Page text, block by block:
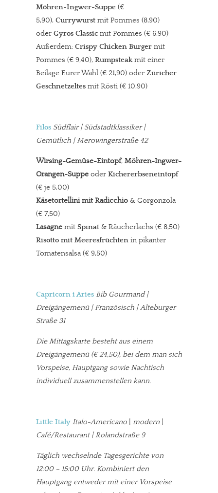
Möhren-Ingwer-Suppe (€
5,90), Currywurst mit Pommes (8,90)
oder Gyros Classic mit Pommes (€ 6,90)
Außerdem: Crispy Chicken Burger mit
Pommes (€ 9,40), Rumpsteakmit einer
Beilage Eurer Wahl (€ 21,90) oder Züricher
Geschnetzeltes mit Rösti (€ 10,90)
Filos Südflair | Südstadtklassiker |
Gemütlich | Merowingerstraße 42
Wirsing-Gemüse-Eintopf, Möhren-Ingwer-
Orangen-Suppe oder Kichererbseneintopf
(€ je 5,00)
Käsetortellini mit Radicchio & Gorgonzola
(€ 7,50)
Lasagne mit Spinat & Räucherlachs (€ 8,50)
Risotto mit Meeresfrüchten in pikanter
Tomatensalsa (€ 9,50)
Capricorn i Aries Bib Gourmand |
Dreigängemenü | Französisch | Alteburger
Straße 31
Die Mittagskarte besteht aus einem
Dreigängemenü (€ 24,50), bei dem man sich
Vorspeise, Hauptgang sowie Nachtisch
individuell zusammenstellen kann.
Little Italy Italo-Americano modern
Café/Restaurant | Rolandstraße 9
Täglich wechselnde Tagesgerichte von
12:00 – 15:00 Uhr. Kombiniert den
Hauptgang entweder mit einer Vorspeise